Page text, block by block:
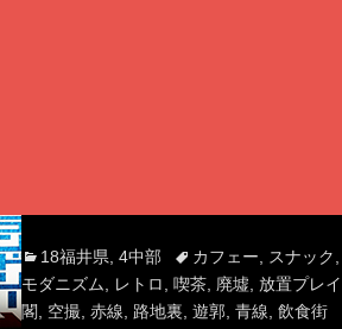
Categories
18福井県, 4中部 Tagsカフェー, スナック,
モダニズム, レトロ, 喫茶, 廃墟, 放置プレイ
閣, 空撮, 赤線, 路地裏, 遊郭, 青線, 飲食街